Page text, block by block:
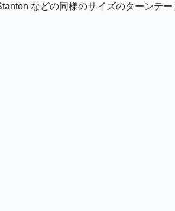
などの同様のサイズのターンテ